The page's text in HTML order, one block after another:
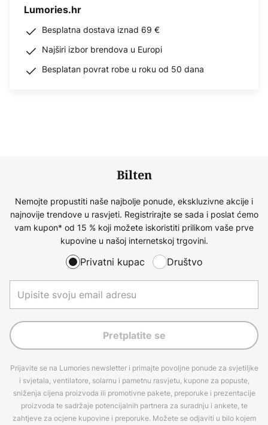
Lumories.hr
Besplatna dostava iznad 69 €
Najširi izbor brendova u Europi
Besplatan povrat robe u roku od 50 dana
Bilten
Nemojte propustiti naše najbolje ponude, ekskluzivne akcije i
najnovije trendove u rasvjeti. Registrirajte se sada i poslat ćemo
vam kupon* od 15 % koji možete iskoristiti prilikom vaše prve
kupovine u našoj internetskoj trgovini.
Privatni kupac Društvo
Pretplatite se
Prijavite se na Lumories newsletter i primajte povoljne ponude za svjetiljke
i svjetala, ventilatore, solarnu i pametnu rasvjetu, kupone za popuste,
sniženja cijena proizvoda ili promotivne pakete, preporuke i prezentacije
proizvoda te sadržaje potencijalnih partnera za suradnju i ankete, te
zahtjeve za ocjene kupovine i preporuke. Možete se odjaviti u bilo kojem